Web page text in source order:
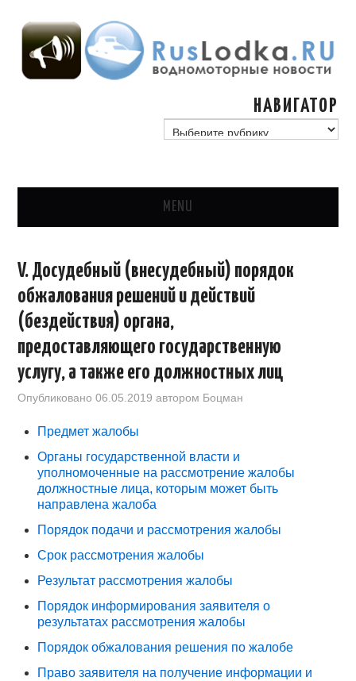
НАВИГАТОР
навигатор
MENU
СТАТЬИ
ГИМС, ГОСУДАРСТВО
ВОПРОСЫ
КОНТАКТЫ
СПРАВОЧНИК
V. Досудебный (внесудебный) порядок
обжалования решений и действий
(бездействия) органа,
предоставляющего государственную
услугу, а также его должностных лиц
Опубликовано06.05.2019 автором Боцман
Предмет жалобы
Органы государственной власти и
уполномоченные на рассмотрение жалобы
должностные лица, которым может быть
направлена жалоба
Порядок подачи и рассмотрения жалобы
Срок рассмотрения жалобы
Результат рассмотрения жалобы
Порядок информирования заявителя о
результатах рассмотрения жалобы
Порядок обжалования решения по жалобе
Право заявителя на получение информации и